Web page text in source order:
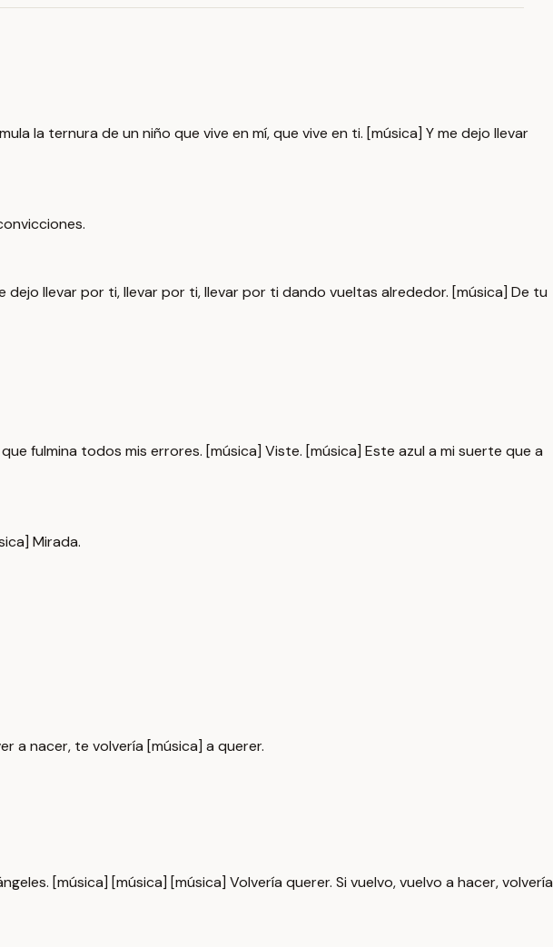
la ternura de un niño que vive en mí, que vive en ti. [música] Y me dejo llevar
dejo llevar por ti, llevar por ti, llevar por ti dando vueltas alrededor. [música] De tu
fulmina todos mis errores. [música] Viste. [música] Este azul a mi suerte que a
Mirada.
a nacer, te volvería [música] a querer.
[música] [música] [música] Volvería querer. Si vuelvo, vuelvo a hacer, volvería